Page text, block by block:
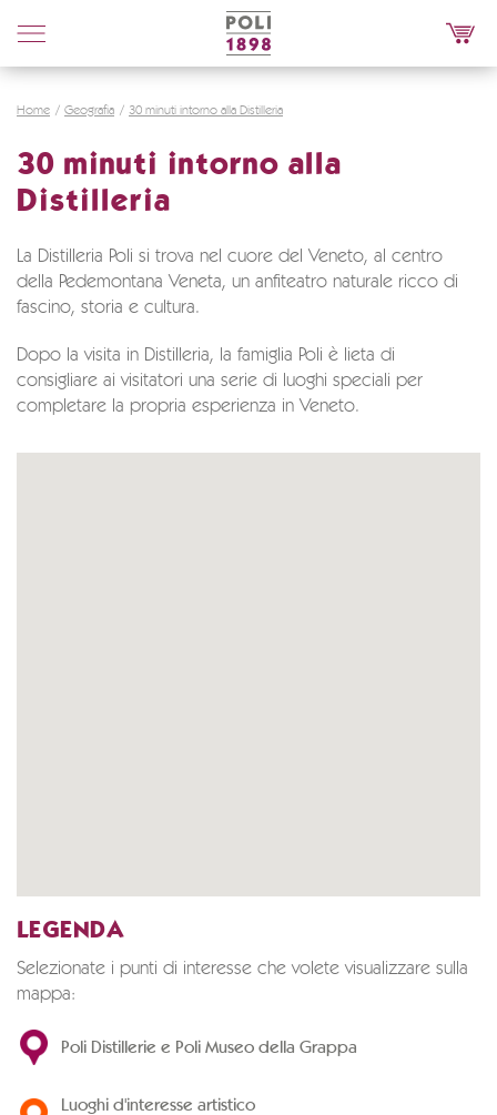
Poli
Distillerie
Home Geografia 30 minuti intorno alla Distilleria
30 minuti intorno alla
Distilleria
La Distilleria Poli si trova nel cuore del Veneto, al centro
della Pedemontana Veneta, un anfiteatro naturale ricco di
fascino, storia e cultura.
Dopo la visita in Distilleria, la famiglia Poli è lieta di
consigliare ai visitatori una serie di luoghi speciali per
completare la propria esperienza in Veneto.
LEGENDA
Selezionate i punti di interesse che volete visualizzare sulla
mappa:
Poli Distillerie e Poli Museo della Grappa
Luoghi d'interesse artistico